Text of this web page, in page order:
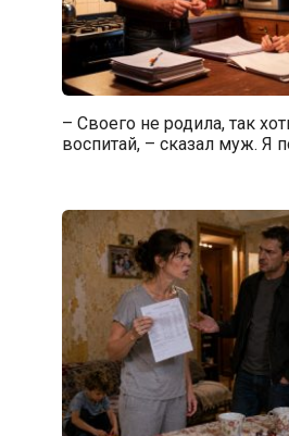
– Своего не родила, так
воспитай, – сказал муж. Я